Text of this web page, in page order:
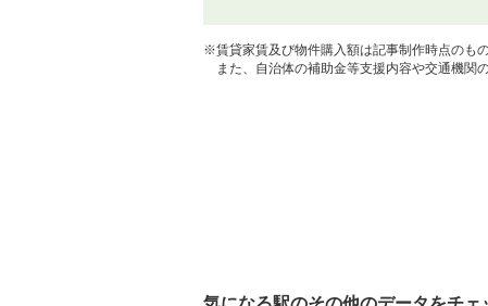
※賃貸家賃及び物件購入額は記事制作時点のも
また、自治体の補助金等支援内容や交通機関